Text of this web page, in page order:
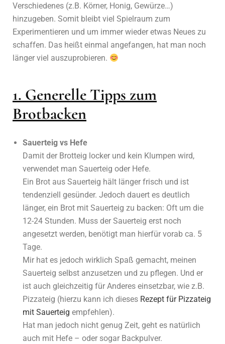
Verschiedenes (z.B. Körner, Honig, Gewürze…)
hinzugeben. Somit bleibt viel Spielraum zum
Experimentieren und um immer wieder etwas Neues zu
schaffen. Das heißt einmal angefangen, hat man noch
länger viel auszuprobieren.
1. Generelle Tipps zum
Brotbacken
Sauerteig vs Hefe
Damit der Brotteig locker und kein Klumpen wird,
verwendet man Sauerteig oder Hefe.
Ein Brot aus Sauerteig hält länger frisch und ist
tendenziell gesünder. Jedoch dauert es deutlich
länger, ein Brot mit Sauerteig zu backen: Oft um die
12-24 Stunden. Muss der Sauerteig erst noch
angesetzt werden, benötigt man hierfür vorab ca. 5
Tage.
Mir hat es jedoch wirklich Spaß gemacht, meinen
Sauerteig selbst anzusetzen und zu pflegen. Und er
ist auch gleichzeitig für Anderes einsetzbar, wie z.B.
Pizzateig (hierzu kann ich dieses Rezept für Pizzateig
mit Sauerteig empfehlen).
Hat man jedoch nicht genug Zeit, geht es natürlich
auch mit Hefe – oder sogar Backpulver.